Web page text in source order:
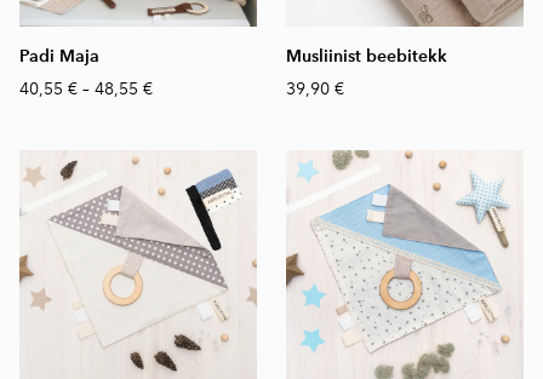
Padi Maja
40,55 € – 48,55 €
Musliinist beebitekk
39,90 €